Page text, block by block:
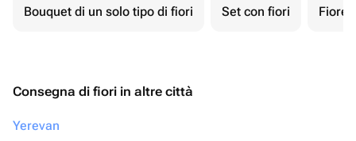
Bouquet di un solo tipo di fiori Set con fiori Fiore
Consegna di fiori in altre città
Yerevan